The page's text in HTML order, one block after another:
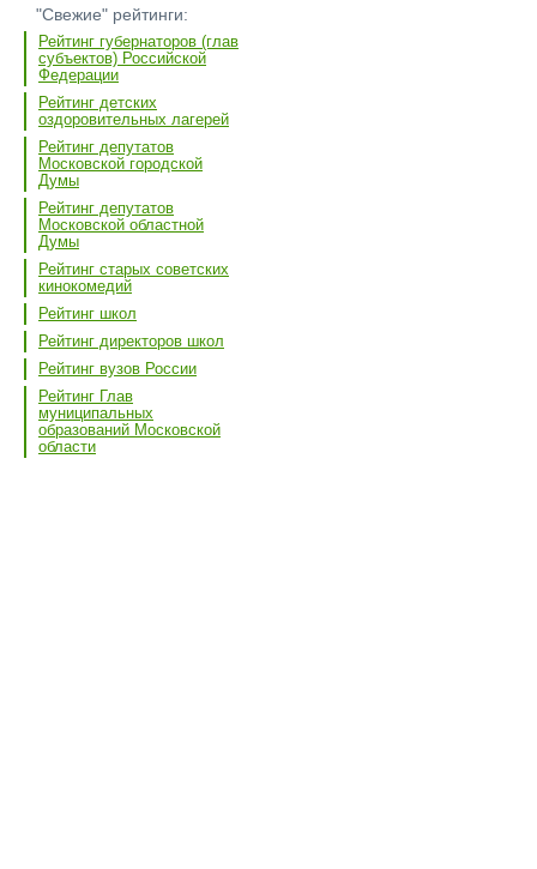
"Свежие" рейтинги:
Рейтинг губернаторов (глав
субъектов) Российской
Федерации
Рейтинг детских
оздоровительных лагерей
Рейтинг депутатов
Московской городской
Думы
Рейтинг депутатов
Московской областной
Думы
Рейтинг старых советских
кинокомедий
Рейтинг школ
Рейтинг директоров школ
Рейтинг вузов России
Рейтинг Глав
муниципальных
образований Московской
области